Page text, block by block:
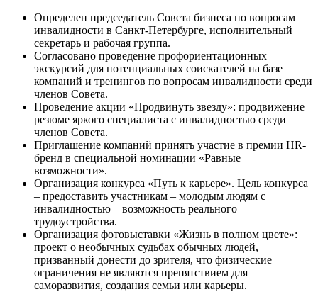
Определен председатель Совета бизнеса по вопросам
инвалидности в Санкт-Петербурге, исполнительный
секретарь и рабочая группа.
Согласовано проведение профориентационных
экскурсий для потенциальных соискателей на базе
компаний и тренингов по вопросам инвалидности среди
членов Совета.
Проведение акции «Продвинуть звезду»: продвижение
резюме яркого специалиста с инвалидностью среди
членов Совета.
Приглашение компаний принять участие в премии HR-
бренд в специальной номинации «Равные
возможности».
Организация конкурса «Путь к карьере». Цель конкурса
– предоставить участникам – молодым людям с
инвалидностью – возможность реального
трудоустройства.
Организация фотовыставки «Жизнь в полном цвете»:
проект о необычных судьбах обычных людей,
призванный донести до зрителя, что физические
ограничения не являются препятствием для
саморазвития, создания семьи или карьеры.